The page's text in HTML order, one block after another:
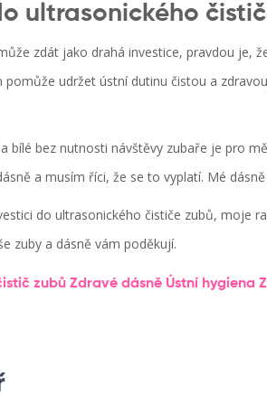
ultrasonického
zdát jako drahá investice, pravdou je,
udržet ústní dutinu čistou a
bílé bez nutnosti návštěvy zubaře je pro
a musím říci, že se to vyplatí. Mé
do ultrasonického čističe zubů, moje
zuby a dásně vám poděkují.
zubů Zdravé dásně Ústní hygiena